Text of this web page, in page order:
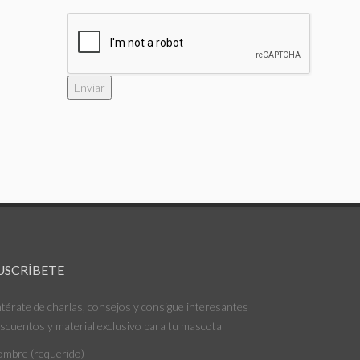
de charlas, consejos y consigue interesantes
y material exclusivo para tu mascota
(requerido)